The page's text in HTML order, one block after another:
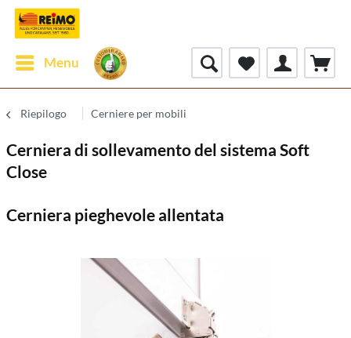
Menu
Riepilogo Cerniere per mobili
Cerniera di sollevamento del sistema Soft
Close
Cerniera pieghevole allentata